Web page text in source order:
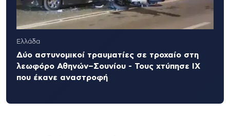
Ελλάδα
Δύο αστυνομικοί τραυματίες σε τροχαίο στη
λεωφόρο Αθηνών–Σουνίου - Τους χτύπησε ΙΧ
που έκανε αναστροφή